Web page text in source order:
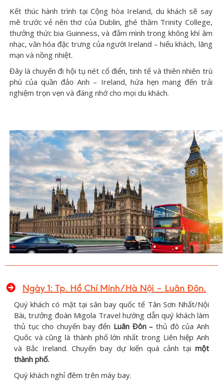
Kết thúc hành trình tại Cộng hòa Ireland, du khách sẽ say
mê trước vẻ nên thơ của Dublin, ghé thăm Trinity College,
thưởng thức bia Guinness, và đắm mình trong không khí âm
nhạc, văn hóa đặc trưng của người Ireland – hiếu khách, lãng
mạn và nồng nhiệt.
Đây là chuyến đi hội tụ nét cổ điển, tinh tế và thiên nhiên trù
phú của quần đảo Anh – Ireland, hứa hẹn mang đến trải
nghiệm trọn vẹn và đáng nhớ cho mọi du khách.
Ngày 1: Tp. Hồ Chí Minh/Hà Nội – Luân Đôn.
Quý khách có mặt tại sân bay quốc tế Tân Sơn Nhất/Nội
Bài, trưởng đoàn Migola Travel hướng dẫn quý khách làm
thủ tục cho chuyến bay đến Luân Đôn – thủ đô của Anh
Quốc và cũng là thành phố lớn nhất trong Liên hiệp Anh
và Bắc Ireland. Chuyến bay dự kiến quá cảnh tại một
thành phố.
Quý khách nghỉ đêm trên máy bay.